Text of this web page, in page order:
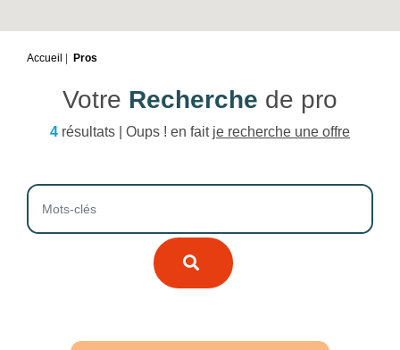
Accueil Pros
Votre Recherche de pro
4 résultats | Oups ! en fait je recherche une offre